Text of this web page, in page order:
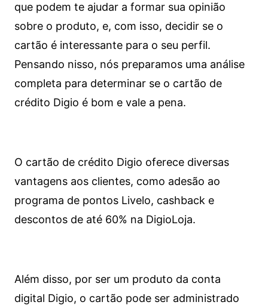
que podem te ajudar a formar sua opinião
sobre o produto, e, com isso, decidir se o
cartão é interessante para o seu perfil.
Pensando nisso, nós preparamos uma análise
completa para determinar se o cartão de
crédito Digio é bom e vale a pena.
O cartão de crédito Digio oferece diversas
vantagens aos clientes, como adesão ao
programa de pontos Livelo, cashback e
descontos de até 60% na DigioLoja.
Além disso, por ser um produto da conta
digital Digio, o cartão pode ser administrado